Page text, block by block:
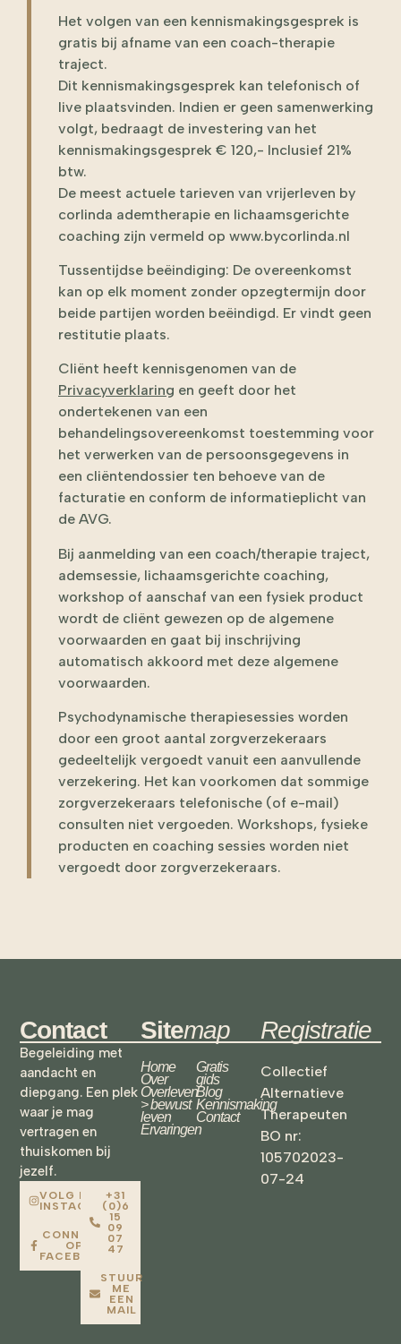
Het volgen van een kennismakingsgesprek is
gratis bij afname van een coach-therapie
traject.
Dit kennismakingsgesprek kan telefonisch of
live plaatsvinden. Indien er geen samenwerking
volgt, bedraagt de investering van het
kennismakingsgesprek € 120,- Inclusief 21%
btw.
De meest actuele tarieven van vrijerleven by
corlinda ademtherapie en lichaamsgerichte
coaching zijn vermeld op www.bycorlinda.nl
Tussentijdse beëindiging: De overeenkomst
kan op elk moment zonder opzegtermijn door
beide partijen worden beëindigd. Er vindt geen
restitutie plaats.
Cliënt heeft kennisgenomen van de
Privacyverklaring en geeft door het
ondertekenen van een
behandelingsovereenkomst toestemming voor
het verwerken van de persoonsgegevens in
een cliëntendossier ten behoeve van de
facturatie en conform de informatieplicht van
de AVG.
Bij aanmelding van een coach/therapie traject,
ademsessie, lichaamsgerichte coaching,
workshop of aanschaf van een fysiek product
wordt de cliënt gewezen op de algemene
voorwaarden en gaat bij inschrijving
automatisch akkoord met deze algemene
voorwaarden.
Psychodynamische therapiesessies worden
door een groot aantal zorgverzekeraars
gedeeltelijk vergoedt vanuit een aanvullende
verzekering. Het kan voorkomen dat sommige
zorgverzekeraars telefonische (of e-mail)
consulten niet vergoeden. Workshops, fysieke
producten en coaching sessies worden niet
vergoedt door zorgverzekeraars.
Contact
Begeleiding met
aandacht en
diepgang. Een plek
waar je mag
vertragen en
thuiskomen bij
jezelf.
VOLG ME OP
INSTAGRAM!
CONNECT
OP
FACEBOOK
+31
(0)6
15
09
07
47
STUUR
ME
EEN
MAIL
Sitemap
Home
Over
Overleven
> bewust
leven
Ervaringen
Gratis
gids
Blog
Kennismaking
Contact
Registratie
Collectief
Alternatieve
Therapeuten
BO nr:
105702023-
07-24